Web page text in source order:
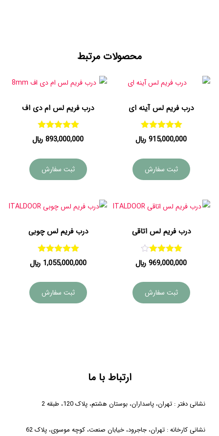
محصولات مرتبط
درب فریم لس آینه ای
امتیاز
5.00
915,000,000 ﷼
ثبت سفارش
درب فریم لس ام دی اف
امتیاز
5.00
893,000,000 ﷼
ثبت سفارش
درب فریم لس اتاقی
امتیاز
4.00
969,000,000 ﷼
ثبت سفارش
درب فریم لس چوبی
امتیاز
5.00
1,055,000,000 ﷼
ثبت سفارش
ارتباط با ما
نشانی دفتر : تهران، پاسداران، بوستان هشتم، پلاک 120، طبقه 2
نشانی کارخانه : تهران، جاجرود، خیابان صنعت، کوچه موسوی، پلاک 62